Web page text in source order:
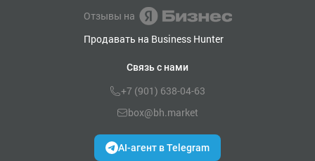
Отзывы на
Продавать на Business Hunter
Связь с нами
+7 (901) 638-04-63
box@bh.market
AI-агент в Telegram